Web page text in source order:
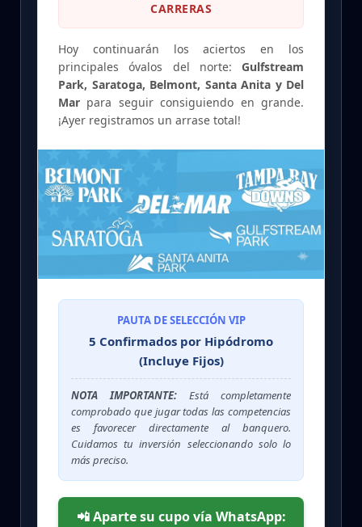
CARRERAS
Hoy continuarán los aciertos en los
principales óvalos del norte: Gulfstream
Park, Saratoga, Belmont, Santa Anita y Del
Mar para seguir consiguiendo en grande.
¡Ayer registramos un arrase total!
PAUTA DE SELECCIÓN VIP
5 Confirmados por Hipódromo
(Incluye Fijos)
NOTA IMPORTANTE: Está completamente
comprobado que jugar todas las competencias
es favorecer directamente al banquero.
Cuidamos tu inversión seleccionando solo lo
más preciso.
📲 Aparte su cupo vía WhatsApp: